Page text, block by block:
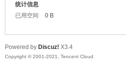
窝
统计信息
已用空间
0 B
Powered by Discuz! X3.4
Copyright © 2001-2021, Tencent Cloud.